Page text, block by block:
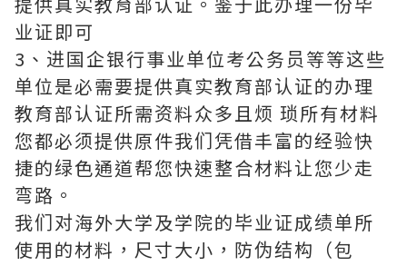
业证即可
3、进国企银行事业单位考公务员等等这些
单位是必需要提供真实教育部认证的办理
教育部认证所需资料众多且烦 琐所有材料
您都必须提供原件我们凭借丰富的经验快
捷的绿色通道帮您快速整合材料让您少走
弯路。
我们对海外大学及学院的毕业证成绩单所
使用的材料，尺寸大小，防伪结构（包